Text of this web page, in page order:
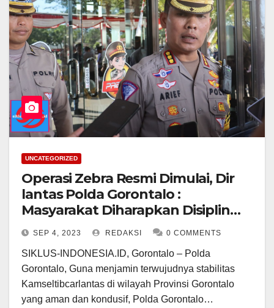
UNCATEGORIZED
Operasi Zebra Resmi Dimulai, Dir
lantas Polda Gorontalo :
Masyarakat Diharapkan Disiplin
Berlalu Lintas
SEP 4, 2023 REDAKSI 0 COMMENTS
SIKLUS-INDONESIA.ID, Gorontalo – Polda
Gorontalo, Guna menjamin terwujudnya stabilitas
Kamseltibcarlantas di wilayah Provinsi Gorontalo
yang aman dan kondusif, Polda Gorontalo…